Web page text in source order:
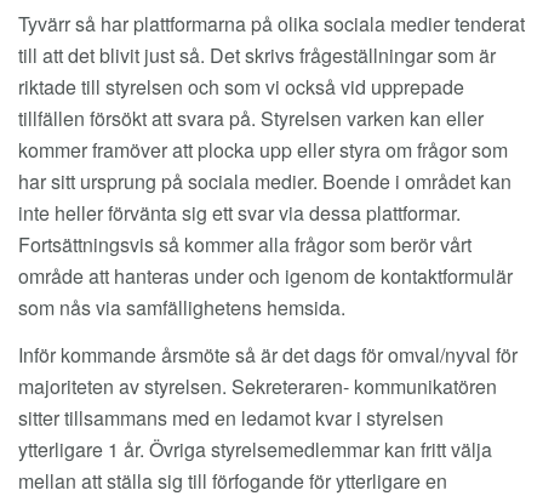
Tyvärr så har plattformarna på olika sociala medier tenderat
till att det blivit just så. Det skrivs frågeställningar som är
riktade till styrelsen och som vi också vid upprepade
tillfällen försökt att svara på. Styrelsen varken kan eller
kommer framöver att plocka upp eller styra om frågor som
har sitt ursprung på sociala medier. Boende i området kan
inte heller förvänta sig ett svar via dessa plattformar.
Fortsättningsvis så kommer alla frågor som berör vårt
område att hanteras under och igenom de kontaktformulär
som nås via samfällighetens hemsida.
Inför kommande årsmöte så är det dags för omval/nyval för
majoriteten av styrelsen. Sekreteraren- kommunikatören
sitter tillsammans med en ledamot kvar i styrelsen
ytterligare 1 år. Övriga styrelsemedlemmar kan fritt välja
mellan att ställa sig till förfogande för ytterligare en